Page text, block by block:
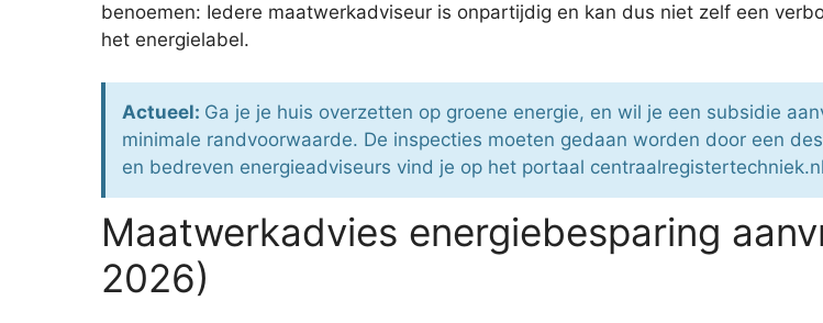
benoemen: Iedere maatwerkadviseur is onpartijdig en kan dus niet zelf een
het energielabel.
Actueel: Ga je je huis overzetten op groene energie, en wil je een subsidie
minimale randvoorwaarde. De inspecties moeten gedaan worden door een
en bedreven energieadviseurs vind je op het portaal
Maatwerkadvies energiebesparing
2026)